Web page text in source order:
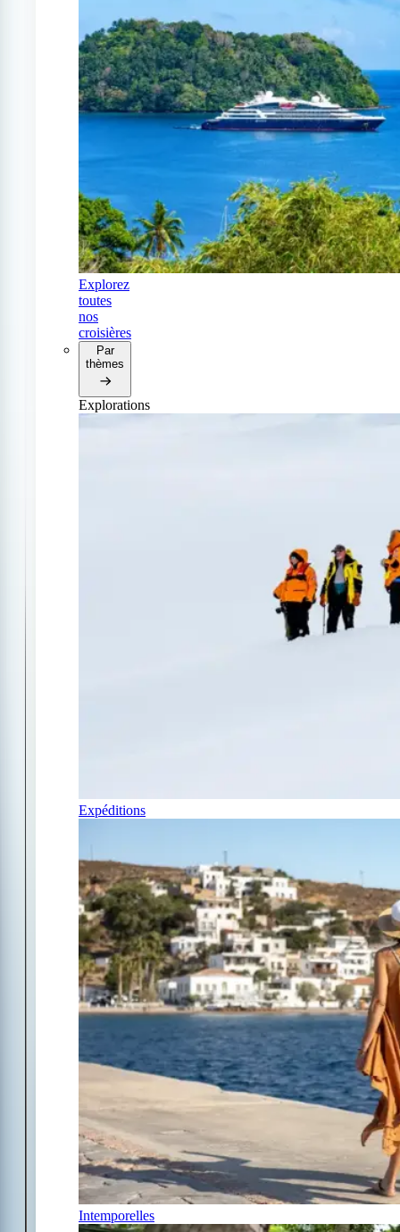
Explorez
toutes
nos
croisières
Par
thèmes
Explorations
Expéditions
Intemporelles